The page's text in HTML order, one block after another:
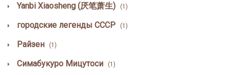
Yanbi Xiaosheng (厌笔萧生) (1)
городские легенды СССР (1)
Райзен (1)
Симабукуро Мицутоси (1)